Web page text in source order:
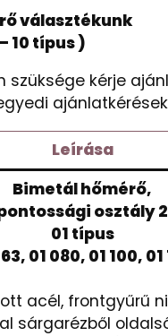
választékunk
10 típus )
kérje
Leírása
Bimetál hőmérő,
osztály 2
01 típus
01 080, 01 100, 01
acél, frontgyűrű
sárgarézből